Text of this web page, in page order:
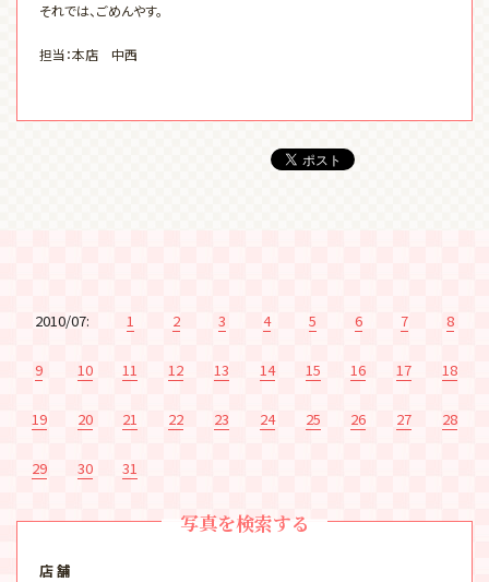
それでは、ごめんやす。
担当：本店 中西
2010/07: 1 2 3 4 5 6 7 8
9 10 11 12 13 14 15 16 17 18
19 20 21 22 23 24 25 26 27 28
29 30 31
写真を検索する
店 舗